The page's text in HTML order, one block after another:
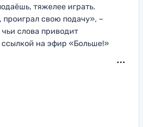
тяжелее играть.
проиграл свою подачу», –
слова приводит
на эфир «Больше!»